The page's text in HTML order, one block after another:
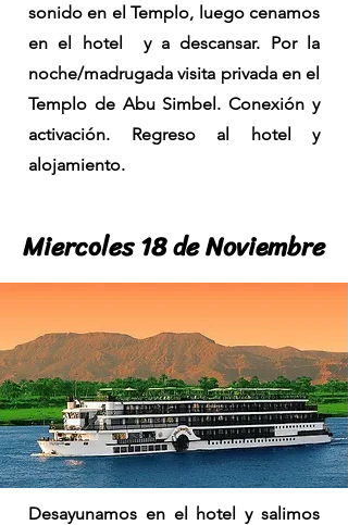
sonido en el Templo, luego cenamos
en el hotel y a descansar. Por la
noche/madrugada visita privada en el
Templo de Abu Simbel. Conexión y
activación. Regreso al hotel y
alojamiento.
Miercoles 18 de Noviembre
Miercoles 18 de Noviembre
Desayunamos en el hotel y salimos